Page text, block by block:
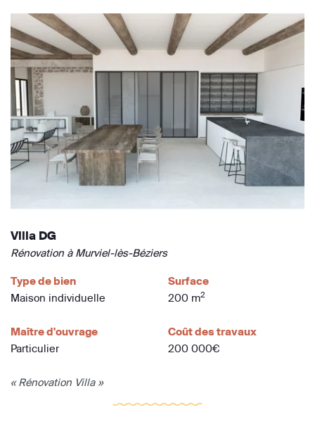
Villa DG
Rénovation à Murviel-lès-Béziers
Type de bien
Maison individuelle
Surface
200 m2
Maître d'ouvrage
Particulier
Coût des travaux
200 000€
« Rénovation Villa »